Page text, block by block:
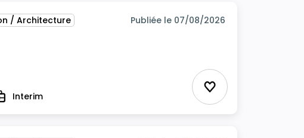
/ Architecture Publiée le 07/08/2026
Interim Ajouter aux